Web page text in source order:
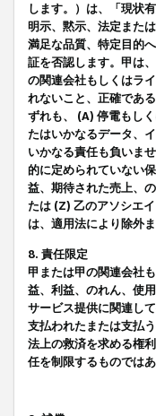
します。）は、「現状
明示、黙示、法定また
満足な品質、特定目的
証を否認します。甲は
の関連会社もしくはラ
れないこと、正確であ
ずれも、 (A) 停電もし
たはいかなるデータ、
いかなる責任も負いま
的に定められていない
益、期待された売上、
たは (Z) 乙のアソシエ
は、適用法により除外
8. 責任限定
甲または甲の関連会社
益、利益、のれん、使
サービス提供に関連し
支払われたまたは支払
法上の救済を求める権
任を制限するものではあ